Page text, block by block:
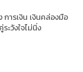
การเงิน เงินคล่องมือ
ะวังใจไม่นิ่ง